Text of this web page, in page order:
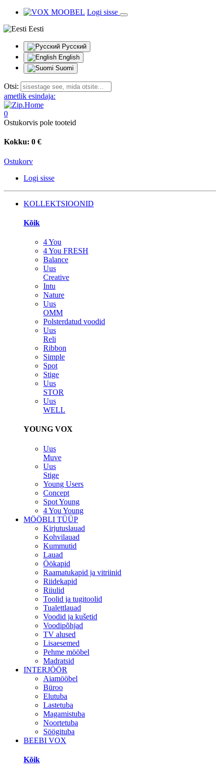
Logi sisse
Eesti
Русский
English
Suomi
Otsi:
ametlik esindaja:
0
Ostukorvis pole tooteid
Kokku: 0 €
Ostukorv
Logi sisse
KOLLEKTSIOONID
Kõik
4 You
4 You FRESH
Balance
Uus
Creative
Intu
Nature
Uus
OMM
Polsterdatud voodid
Uus
Reli
Ribbon
Simple
Spot
Stige
Uus
STOR
Uus
WELL
YOUNG VOX
Uus
Muve
Uus
Stige
Young Users
Concept
Spot Young
4 You Young
MÖÖBLI TÜÜP
Kirjutuslauad
Kohvilauad
Kummutid
Lauad
Öökapid
Raamatukapid ja vitriinid
Riidekapid
Riiulid
Toolid ja tugitoolid
Tualettlauad
Voodid ja kušetid
Voodipõhjad
TV alused
Lisaesemed
Pehme mööbel
Madratsid
INTERJÖÖR
Aiamööbel
Büroo
Elutuba
Lastetuba
Magamistuba
Noortetuba
Söögituba
BEEBI VOX
Kõik